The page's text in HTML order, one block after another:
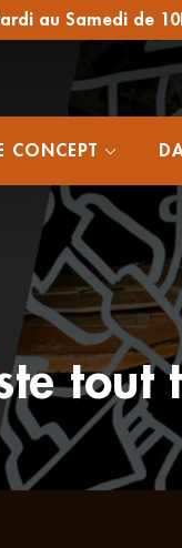
au Samedi de
CONCEPT
tout